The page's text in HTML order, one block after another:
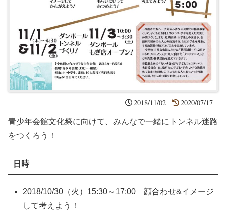
2018/11/02 2020/07/17
青少年会館文化祭に向けて、みんなで一緒にトンネル迷路
をつくろう！
日時
2018/10/30（火）15:30～17:00 顔合わせ&イメージ
して考えよう！